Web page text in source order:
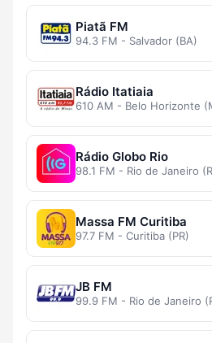
Piatã FM
94.3 FM - Salvador (BA)
Rádio Itatiaia
610 AM - Belo Horizonte
Rádio Globo Rio
98.1 FM - Rio de Janeiro
Massa FM Curitiba
97.7 FM - Curitiba (PR)
JB FM
99.9 FM - Rio de Janeiro